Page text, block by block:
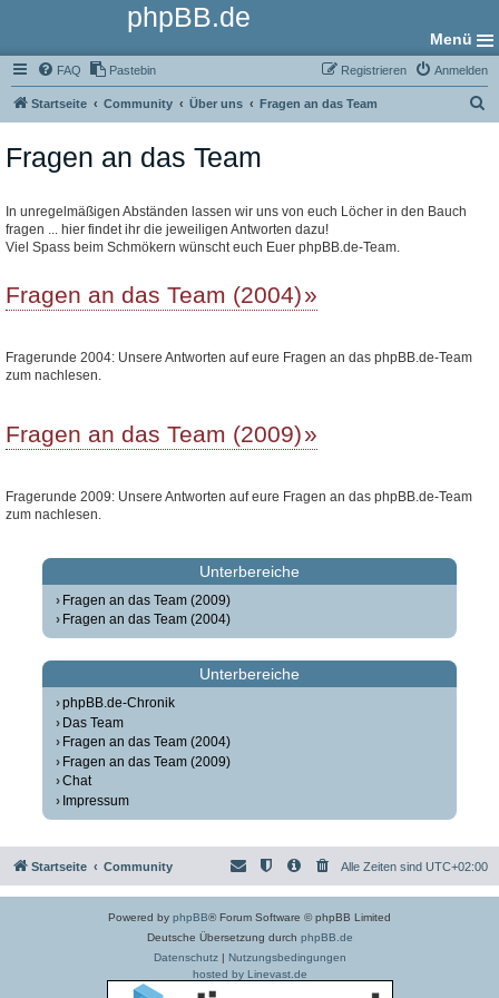
phpBB.de
Menü
FAQ Pastebin Anmelden
Registrieren
Startseite Community Über uns Fragen an das Team
Fragen an das Team
In unregelmäßigen Abständen lassen wir uns von euch Löcher in den Bauch
fragen ... hier findet ihr die jeweiligen Antworten dazu!
Viel Spass beim Schmökern wünscht euch Euer phpBB.de-Team.
Fragen an das Team (2004)
Fragerunde 2004: Unsere Antworten auf eure Fragen an das phpBB.de-Team
zum nachlesen.
Fragen an das Team (2009)
Fragerunde 2009: Unsere Antworten auf eure Fragen an das phpBB.de-Team
zum nachlesen.
Unterbereiche
Fragen an das Team (2009)
Fragen an das Team (2004)
Unterbereiche
phpBB.de-Chronik
Das Team
Fragen an das Team (2004)
Fragen an das Team (2009)
Chat
Impressum
Startseite Community Alle Zeiten sind UTC+02:00
Powered by phpBB® Forum Software © phpBB Limited
Deutsche Übersetzung durch phpBB.de
Datenschutz| Nutzungsbedingungen
hosted by Linevast.de